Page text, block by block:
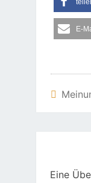
E-
Eine